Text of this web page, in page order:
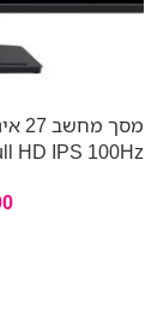
HD IPS 100Hz